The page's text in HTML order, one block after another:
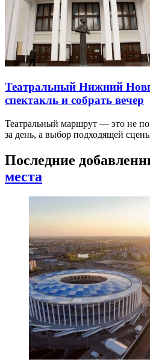
Театральный Нижний
спектакль и собрать вечер
Театральный маршрут — это не
за день, а выбор подходящей
Последние
места